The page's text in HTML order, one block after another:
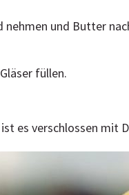
nehmen und Butter
füllen.
es verschlossen mit